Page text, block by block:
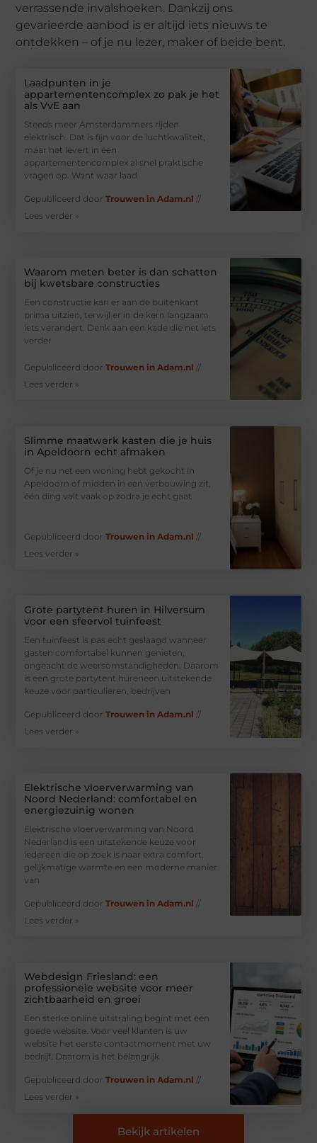
verrassende invalshoeken. Dankzij ons
gevarieerde aanbod is er altijd iets nieuws te
ontdekken – of je nu lezer, maker of beide bent.
Laadpunten in je
appartementencomplex zo pak je het
als VvE aan
Steeds meer Amsterdammers rijden
elektrisch. Dat is fijn voor de luchtkwaliteit,
maar het levert in een
appartementencomplex al snel praktische
vragen op. Want waar laad
Gepubliceerd doorTrouwen in Adam.nl //
Lees verder »
Waarom meten beter is dan schatten
bij kwetsbare constructies
Een constructie kan er aan de buitenkant
prima uitzien, terwijl er in de kern langzaam
iets verandert. Denk aan een kade die net iets
verder
Gepubliceerd doorTrouwen in Adam.nl//
Lees verder »
Slimme maatwerk kasten die je huis
in Apeldoorn echt afmaken
Of je nu net een woning hebt gekocht in
Apeldoorn of midden in een verbouwing zit,
één ding valt vaak op zodra je echt gaat
Gepubliceerd doorTrouwen in Adam.nl //
Lees verder »
Grote partytent huren in Hilversum
voor een sfeervol tuinfeest
Een tuinfeest is pas echt geslaagd wanneer
gasten comfortabel kunnen genieten,
ongeacht de weersomstandigheden. Daarom
is een grote partytent hureneen uitstekende
keuze voor particulieren, bedrijven
Gepubliceerd doorTrouwen in Adam.nl //
Lees verder »
Elektrische vloerverwarming van
Noord Nederland: comfortabel en
energiezuinig wonen
Elektrische vloerverwarming van Noord
Nederland is een uitstekende keuze voor
iedereen die op zoek is naar extra comfort,
gelijkmatige warmte en een moderne manier
van
Gepubliceerd doorTrouwen in Adam.nl //
Lees verder »
Webdesign Friesland: een
professionele website voor meer
zichtbaarheid en groei
Een sterke online uitstraling begint met een
goede website. Voor veel klanten is uw
website het eerste contactmoment met uw
bedrijf. Daarom is het belangrijk
Gepubliceerd doorTrouwen in Adam.nl //
Lees verder »
Bekijk artikelen